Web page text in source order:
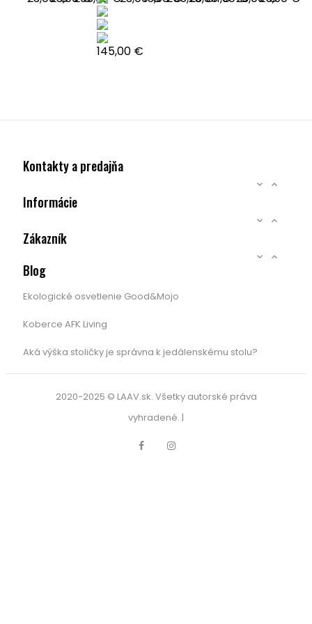
RECYKLOVANEJ...
Cena
145,00 €
RECYKLOVANEJ...WOOODRECYKLOVANEJ...
NERI,...
Kontakty a predajňa
 
Informácie
 
Zákazník
 
Blog
Ekologické osvetlenie Good&Mojo
Koberce AFK Living
Aká výška stoličky je správna k jedálenskému stolu?
2020-2025 © LAAV.sk. Všetky autorské práva
vyhradené. |
Facebook